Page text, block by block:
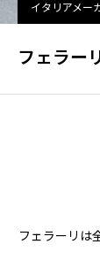
イタリアメー
フェラー
フェラーリは